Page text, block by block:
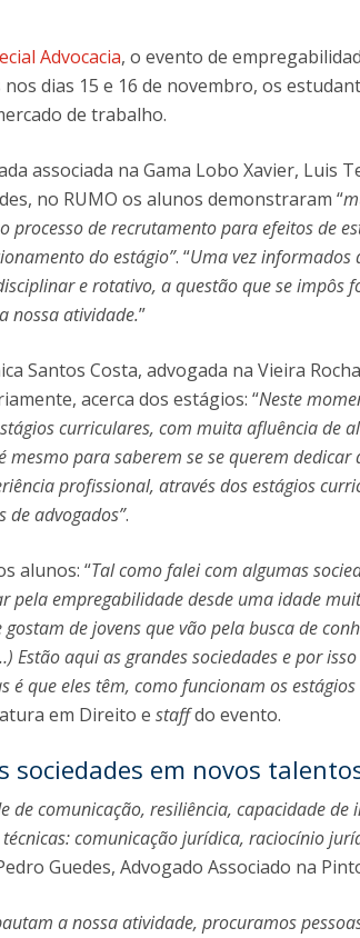
Advocacia, o evento de
nos dias 15 e 16 de novembro, os
de trabalho.
associada na Gama Lobo Xavier, Luis
no RUMO os alunos demonstraram “
processo de recrutamento para efeitos de
do estágio”. “Uma vez informados
e rotativo, a questão que se impôs
nossa atividade.”
Santos Costa, advogada na Vieira
acerca dos estágios: “Neste
curriculares, com muita afluência de
mesmo para saberem se se querem
profissional, através dos estágios
de advogados”.
alunos: “Tal como falei com algumas
pela empregabilidade desde uma idade
de jovens que vão pela busca de
Estão aqui as grandes sociedades e por
é que eles têm, como funcionam os estágios
em Direito e staffdo evento.
sociedades em novos
de comunicação, resiliência, capacidade de
comunicação jurídica, raciocínio
Guedes, Advogado Associado na
a nossa atividade, procuramos